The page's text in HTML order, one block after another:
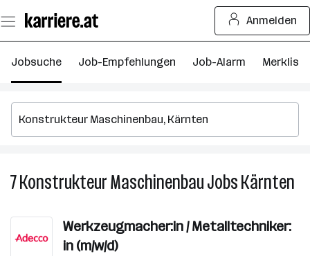
Seiteninhalt
springen
Anmelden
Jobsuche Job-Empfehlungen Job-Alarm Merkliste
7Konstrukteur MaschinenbauJobsKärnten
Werkzeugmacher:in / Metalltechniker:
in (m/w/d)